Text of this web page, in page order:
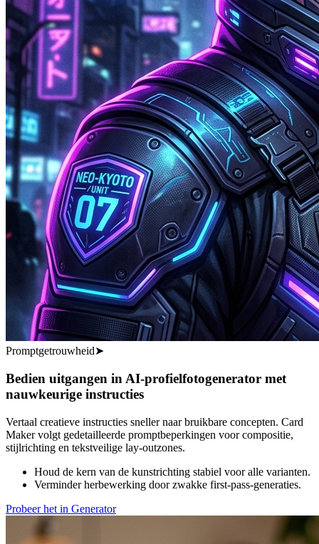
Promptgetrouwheid➤
Bedien uitgangen in AI-profielfotogenerator met
nauwkeurige instructies
Vertaal creatieve instructies sneller naar bruikbare concepten. Card
Maker volgt gedetailleerde promptbeperkingen voor compositie,
stijlrichting en tekstveilige lay-outzones.
Houd de kern van de kunstrichting stabiel voor alle varianten.
Verminder herbewerking door zwakke first-pass-generaties.
Probeer het in Generator